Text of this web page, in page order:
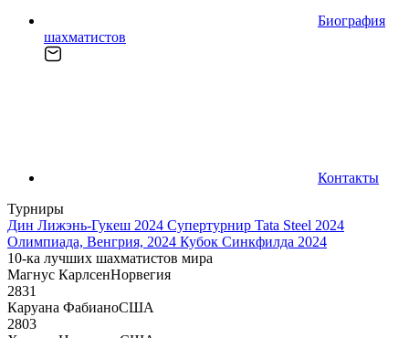
Биография
шахматистов
Контакты
Турниры
Дин Лижэнь-Гукеш 2024 Супертурнир Tata Steel 2024
Олимпиада, Венгрия, 2024 Кубок Синкфилда 2024
10-ка лучших шахматистов мира
Магнус КарлсенНорвегия
2831
Каруана ФабианоСША
2803